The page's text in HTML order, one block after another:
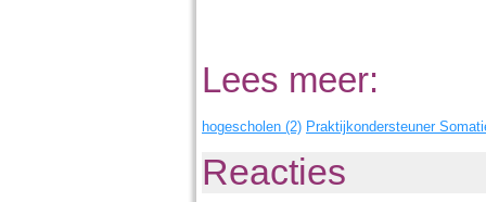
Lees meer:
hogescholen (2) Praktijkondersteuner
Reacties